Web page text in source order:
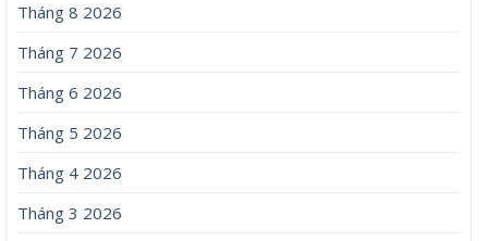
Tháng 8 2026
Tháng 7 2026
Tháng 6 2026
Tháng 5 2026
Tháng 4 2026
Tháng 3 2026